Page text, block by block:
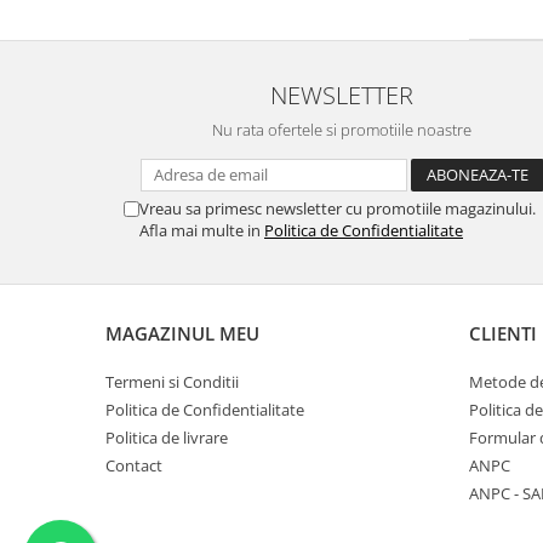
NEWSLETTER
Nu rata ofertele si promotiile noastre
Vreau sa primesc newsletter cu promotiile magazinului.
Afla mai multe in Politica de Confidentialitate
MAGAZINUL MEU
Termeni si Conditii
Politica de Confidentialitate
Politica de livrare
Contact
CLIENTI
Metode
Politica
Formular
ANPC
ANPC -